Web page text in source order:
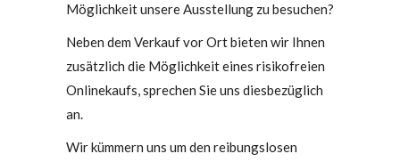
Möglichkeit unsere Ausstellung zu besuchen?
Neben dem Verkauf vor Ort bieten wir Ihnen
zusätzlich die Möglichkeit eines risikofreien
Onlinekaufs, sprechen Sie uns diesbezüglich
an.
Wir kümmern uns um den reibungslosen